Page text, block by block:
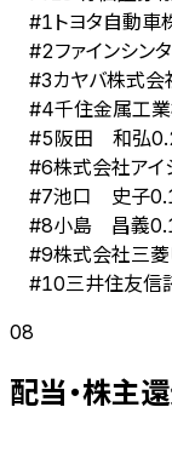
#1 トヨタ自動車
#2ファインシン
#3カヤバ株式会
#4千住金属工
#5阪田 和弘
#6株式会社アイ
#7池口 史子
#8小島 昌義
#9株式会社三菱
#10三井住友信
08
配当・株主